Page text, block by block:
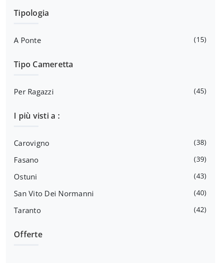
Tipologia
A Ponte 15
Tipo Cameretta
Per Ragazzi 45
I più visti a :
Carovigno 38
Fasano 39
Ostuni 43
San Vito Dei Normanni 40
Taranto 42
Offerte